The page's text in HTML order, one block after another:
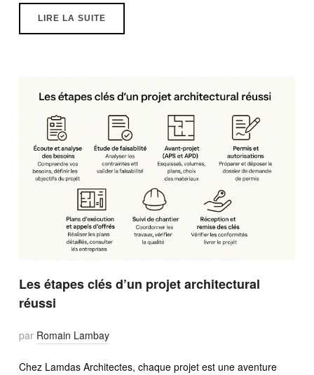
LIRE LA SUITE
Les étapes clés d’un projet architectural
réussi
par Romain Lambay
Chez Lamdas Architectes, chaque projet est une aventure